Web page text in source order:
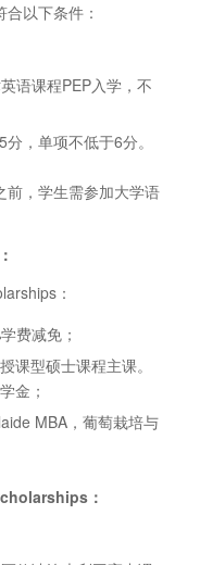
以下条件：
语课程PEP入学，不
，单项不低于6分。
前，学生需参加大学语
：
费减免；
课型硕士课程主课。
金；
MBA，葡萄栽培与
：